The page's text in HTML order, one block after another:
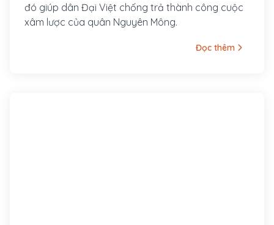
đó giúp dân Đại Việt chống trả thành công cuộc
xâm lược của quân Nguyên Mông.
Đọc thêm